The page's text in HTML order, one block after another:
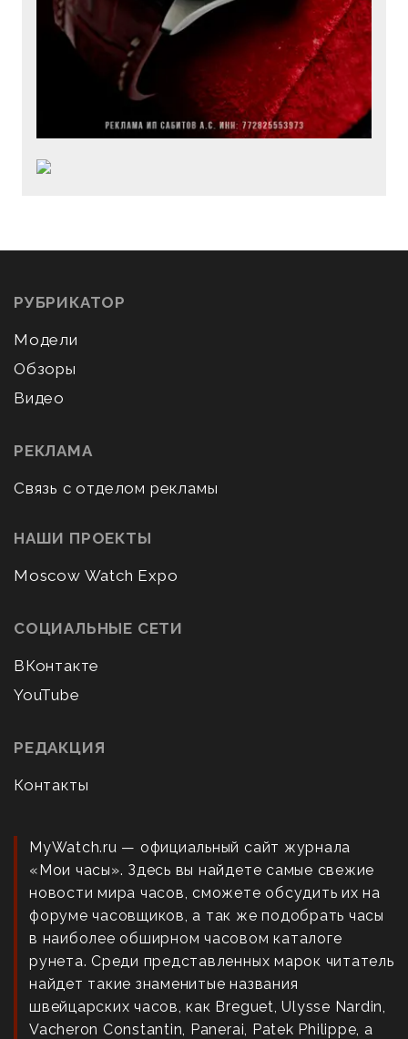
РУБРИКАТОР
Модели
Обзоры
Видео
РЕКЛАМА
Связь с отделом рекламы
НАШИ ПРОЕКТЫ
Moscow Watch Expo
СОЦИАЛЬНЫЕ СЕТИ
ВКонтакте
YouTube
РЕДАКЦИЯ
Контакты
MyWatch.ru — официальный сайт журнала
«Мои часы». Здесь вы найдете самые свежие
новости мира часов, сможете обсудить их на
форуме часовщиков, а так же подобрать часы
в наиболее обширном часовом каталоге
рунета. Среди представленных марок читатель
найдет такие знаменитые названия
швейцарских часов, как Breguet, Ulysse Nardin,
Vacheron Constantin, Panerai, Patek Philippe, а